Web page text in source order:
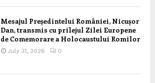
Mesajul Președintelui României, Nicușor
Dan, transmis cu prilejul Zilei Europene
de Comemorare a Holocaustului Romilor
July 31, 2026 0